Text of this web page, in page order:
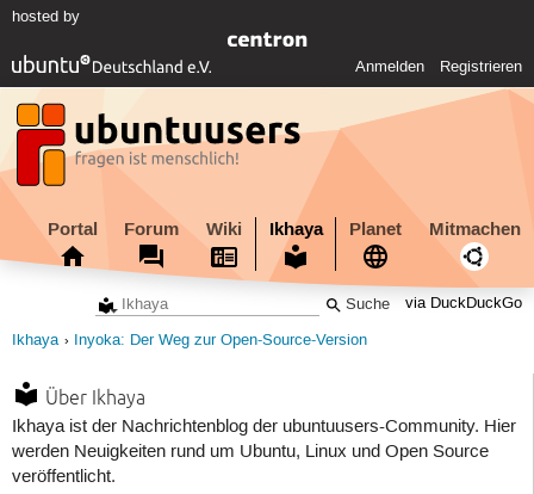
hosted by
Anmelden Registrieren
Portal Forum Wiki Ikhaya Planet Mitmachen
via DuckDuckGo
Ikhaya Inyoka: Der Weg zur Open-Source-Version
Über Ikhaya
Ikhaya ist der Nachrichtenblog der ubuntuusers-Community. Hier
werden Neuigkeiten rund um Ubuntu, Linux und Open Source
veröffentlicht.